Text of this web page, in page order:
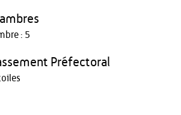
: 5
Préfectoral